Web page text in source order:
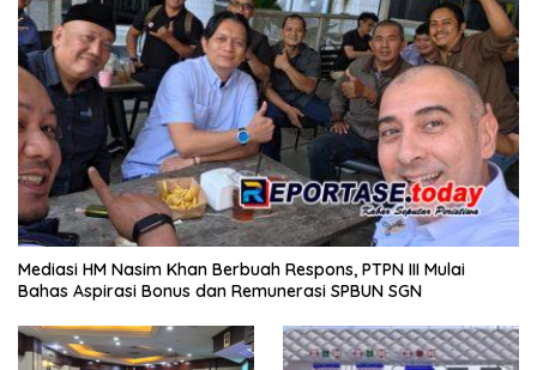
Mediasi HM Nasim Khan Berbuah Respons, PTPN III Mulai
Bahas Aspirasi Bonus dan Remunerasi SPBUN SGN